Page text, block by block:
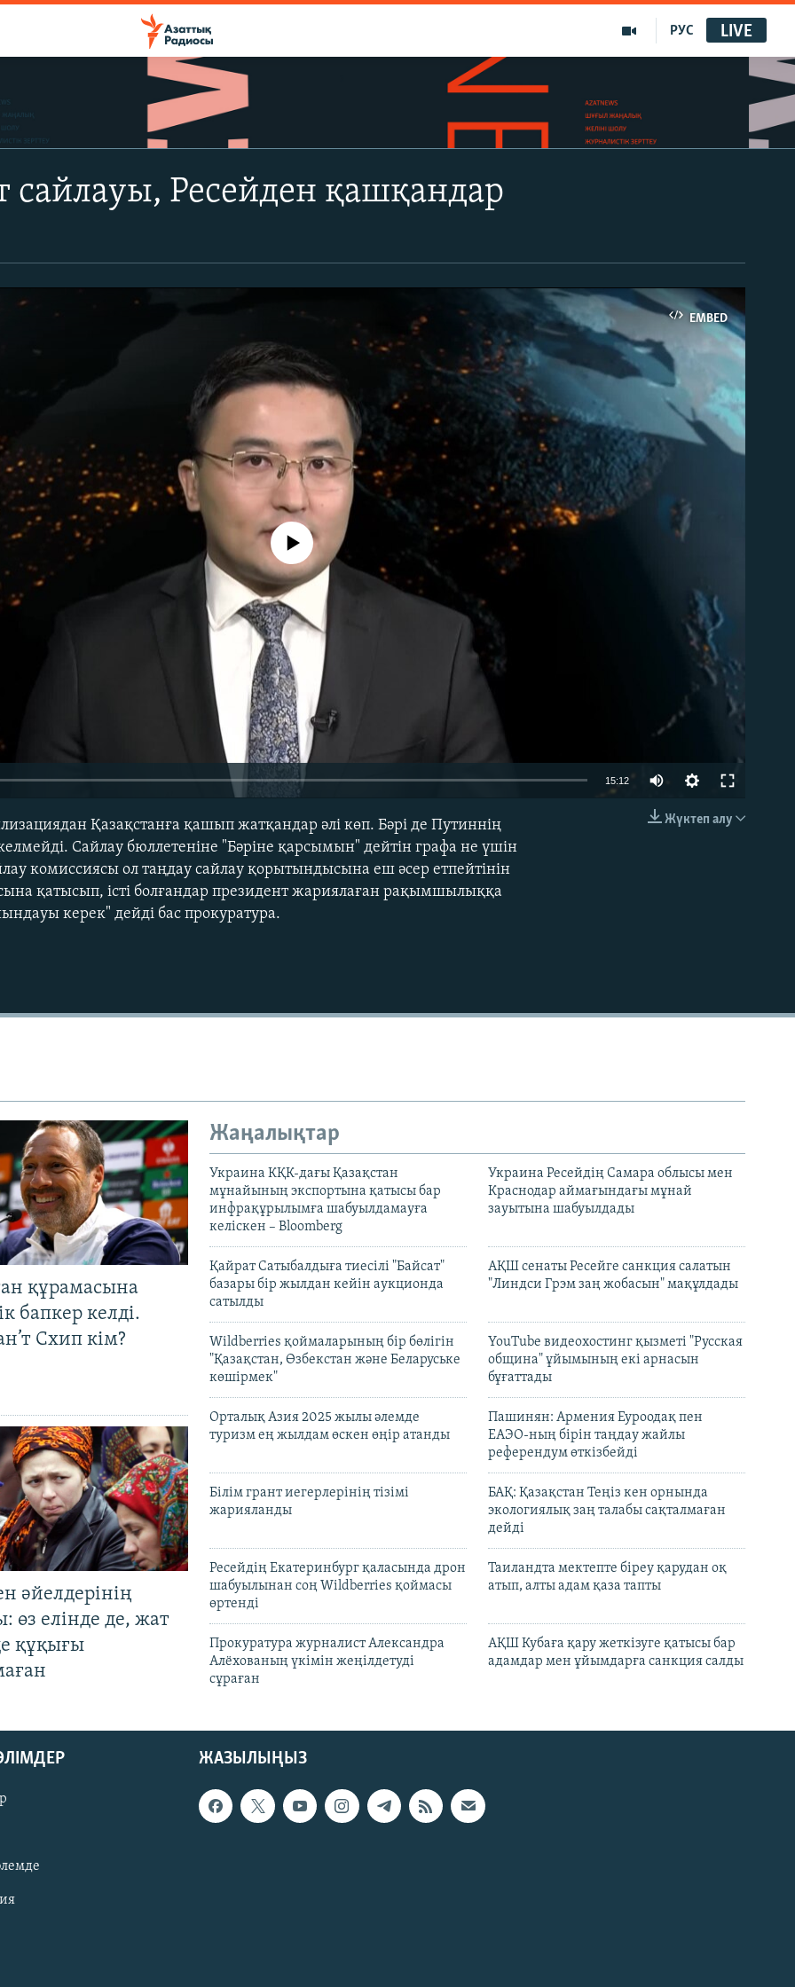
РУС LIVE
сайлауы, Ресейден қашқандар
EMBED
EMBED
No media source currently available
15:12
Жүктеп алу
Қазақстанға қашып жатқандар әлі көп. Бәрі де Путиннің
Сайлау бюллетеніне "Бәріне қарсымын" дейтін графа не үшін
комиссиясы ол таңдау сайлау қорытындысына еш әсер етпейтінін
қатысып, істі болғандар президент жариялаған рақымшылыққа
керек" дейді бас прокуратура.
құрамасына
бапкер келді.
Схип кім?
әйелдерінің
өз елінде де, жат
құқығы
Жаңалықтар
Украина КҚК-дағы Қазақстан
мұнайының экспортына қатысы бар
инфрақұрылымға шабуылдамауға
келіскен – Bloomberg
Украина Ресейдің Самара облысы мен
Краснодар аймағындағы мұнай
зауытына шабуылдады
Қайрат Сатыбалдыға тиесілі "Байсат"
базары бір жылдан кейін аукционда
сатылды
АҚШ сенаты Ресейге санкция салатын
"Линдси Грэм заң жобасын" мақұлдады
Wildberries қоймаларының бір бөлігін
"Қазақстан, Өзбекстан және Беларуське
көшірмек"
YouTube видеохостинг қызметі "Русская
община" ұйымының екі арнасын
бұғаттады
Орталық Азия 2025 жылы әлемде
туризм ең жылдам өскен өңір атанды
Пашинян: Армения Еуроодақ пен
ЕАЭО-ның бірін таңдау жайлы
референдум өткізбейді
Білім грант иегерлерінің тізімі
жарияланды
БАҚ: Қазақстан Теңіз кен орнында
экологиялық заң талабы сақталмаған
дейді
Ресейдің Екатеринбург қаласында дрон
шабуылынан соң Wildberries қоймасы
өртенді
Таиландта мектепте біреу қарудан оқ
атып, алты адам қаза тапты
Прокуратура журналист Александра
Алёхованың үкімін жеңілдетуді
сұраған
АҚШ Кубаға қару жеткізуге қатысы бар
адамдар мен ұйымдарға санкция салды
ЖАЗЫЛЫҢЫЗ